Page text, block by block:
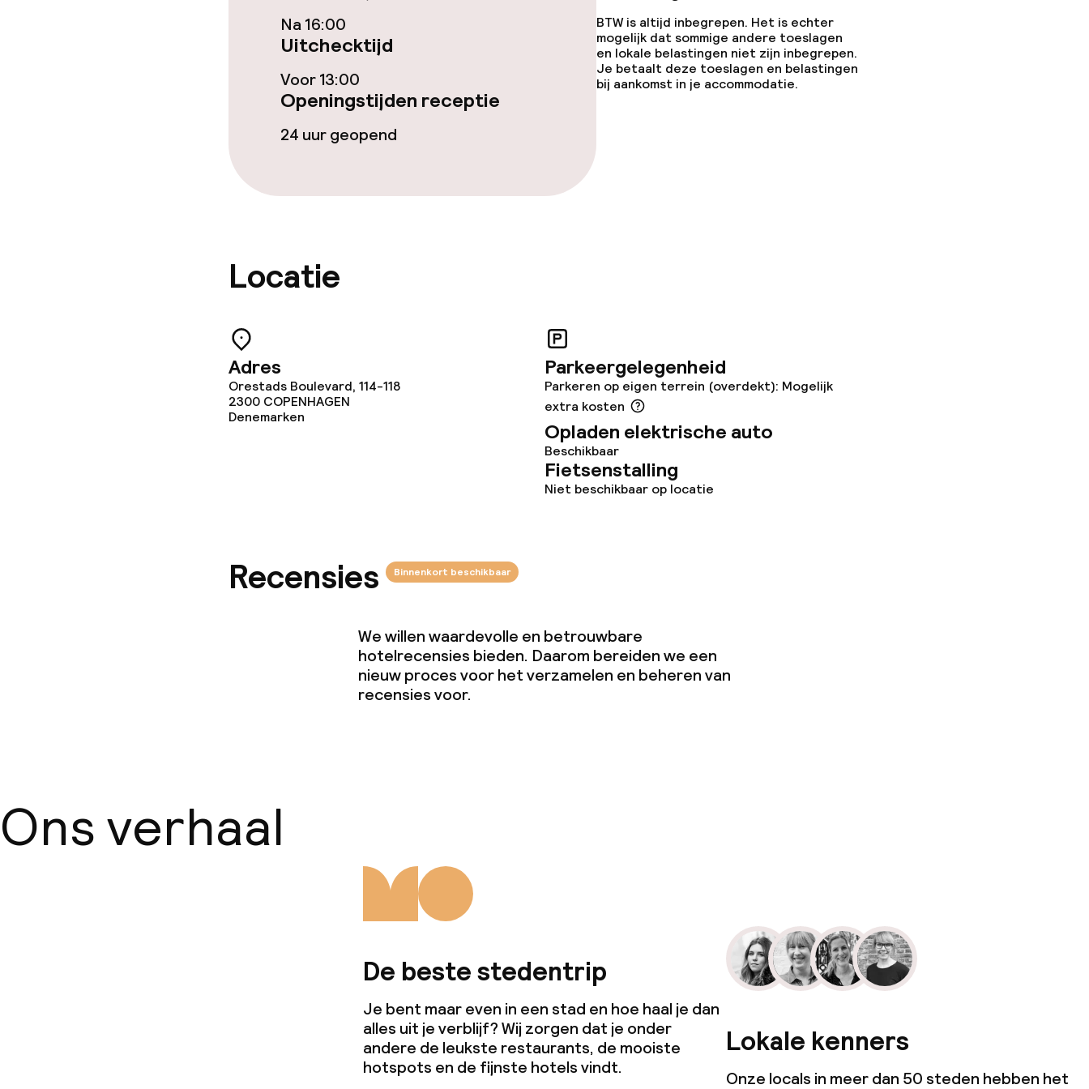
Dieetopties
Speciale dieetopties
Glutenvrije opties
Vegetarische opties
Schoonmaakvoorzieningen
Zakelijke faciliteiten
Beleid
Na 16:00
Uitchecktijd
Voor 13:00
Openingstijden receptie
24 uur geopend
BTW is altijd inbegrepen. Het is echter
mogelijk dat sommige andere toeslagen
en lokale belastingen niet zijn inbegrepen.
Je betaalt deze toeslagen en belastingen
bij aankomst in je accommodatie.
Locatie
Adres
Orestads Boulevard, 114-118
2300 COPENHAGEN
Denemarken
Parkeergelegenheid
Parkeren op eigen terrein (overdekt): Mogelijk
extra kosten
Opladen elektrische auto
Beschikbaar
Fietsenstalling
Niet beschikbaar op locatie
Recensies Binnenkort beschikbaar
We willen waardevolle en betrouwbare
hotelrecensies bieden. Daarom bereiden we een
nieuw proces voor het verzamelen en beheren van
recensies voor.
Ons verhaal
De beste stedentrip
Je bent maar even in een stad en hoe haal je dan
alles uit je verblijf? Wij zorgen dat je onder
andere de leukste restaurants, de mooiste
hotspots en de fijnste hotels vindt.
Lokale kenners
Onze locals in meer dan 50 steden hebben het